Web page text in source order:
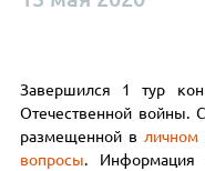
Завершился 1 тур
Отечественной войны.
размещенной в личном
вопросы. Информация